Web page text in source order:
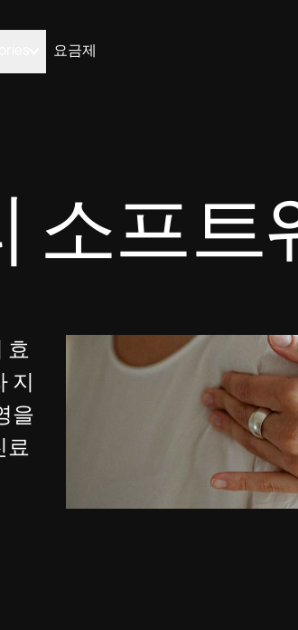
요금제
Chiropractors
Health coaches
Life coaches
Learn
치료
청구
Invoicing and payments
Insurance claims
without losing their evenings.
Dennis & Elizabeth’s story
소프트
효
지
을
료